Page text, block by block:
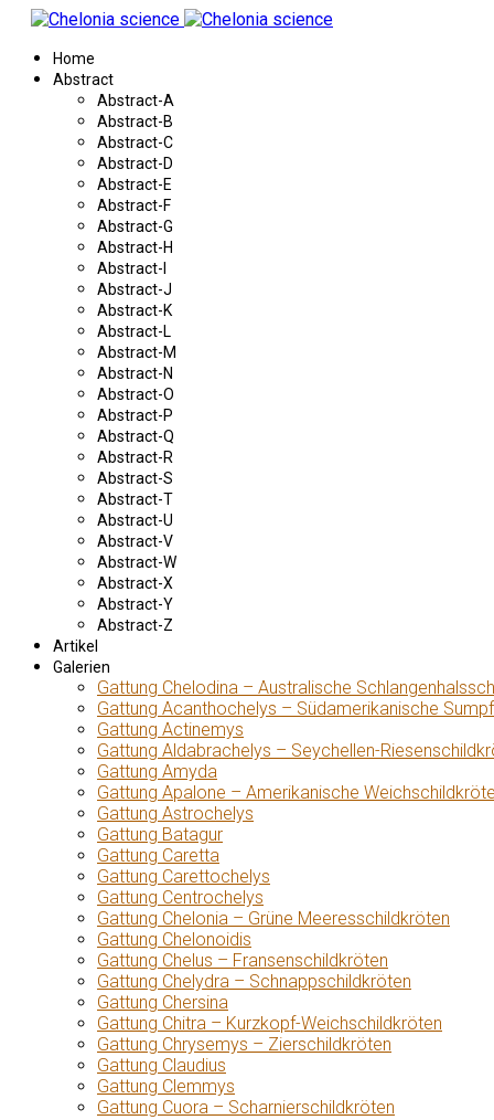
Home
Abstract
Abstract-A
Abstract-B
Abstract-C
Abstract-D
Abstract-E
Abstract-F
Abstract-G
Abstract-H
Abstract-I
Abstract-J
Abstract-K
Abstract-L
Abstract-M
Abstract-N
Abstract-O
Abstract-P
Abstract-Q
Abstract-R
Abstract-S
Abstract-T
Abstract-U
Abstract-V
Abstract-W
Abstract-X
Abstract-Y
Abstract-Z
Artikel
Galerien
Gattung Chelodina – Australische
Gattung Acanthochelys – Südamerikanische
Gattung Actinemys
Gattung Aldabrachelys – Seychellen-
Gattung Amyda
Gattung Apalone – Amerikanische
Gattung Astrochelys
Gattung Batagur
Gattung Caretta
Gattung Carettochelys
Gattung Centrochelys
Gattung Chelonia – Grüne Meeresschildkröten
Gattung Chelonoidis
Gattung Chelus – Fransenschildkröten
Gattung Chelydra – Schnappschildkröten
Gattung Chersina
Gattung Chitra – Kurzkopf-Weichschildkröten
Gattung Chrysemys – Zierschildkröten
Gattung Claudius
Gattung Clemmys
Gattung Cuora – Scharnierschildkröten